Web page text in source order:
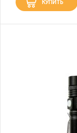
КУПИТЬ